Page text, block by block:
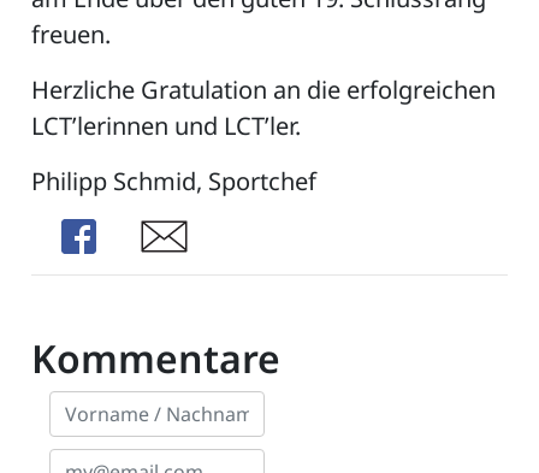
freuen.
Herzliche Gratulation an die erfolgreichen
LCT’lerinnen und LCT’ler.
Philipp Schmid, Sportchef
Share
Share
Kommentare